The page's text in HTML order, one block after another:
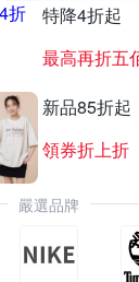
特降4折起
最高再折五
新品85折起
領券折上折
嚴選品牌